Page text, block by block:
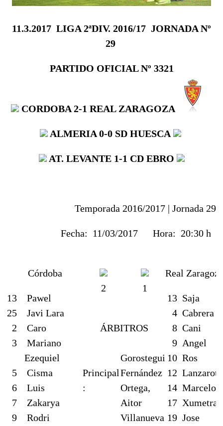
11.3.2017  LIGA 2ªDIV. 2016/17  JORNADA Nº
29
PARTIDO OFICIAL Nº 3321
CORDOBA 2-1 REAL ZARAGOZA
ALMERIA 0-0 SD HUESCA
AT. LEVANTE 1-1 CD EBRO
Temporada 2016/2017 | Jornada 29
Fecha: 11/03/2017 Hora: 20:30 h
Córdoba
13
Pawel
25
Javi Lara
2
Caro
3
Mariano
Ezequiel
5
Cisma
6
Luis
7
Zakarya
9
Rodri
2 1
ÁRBITROS
Principal
:
Gorostegui
Fernández
Ortega,
Aitor
Villanueva
Real Zaragoza
13 Saja
4 Cabrera
8 Cani
9 Angel
10 Ros
12 Lanzarote
14 Marcelo
17 Xumetra
19 Jose